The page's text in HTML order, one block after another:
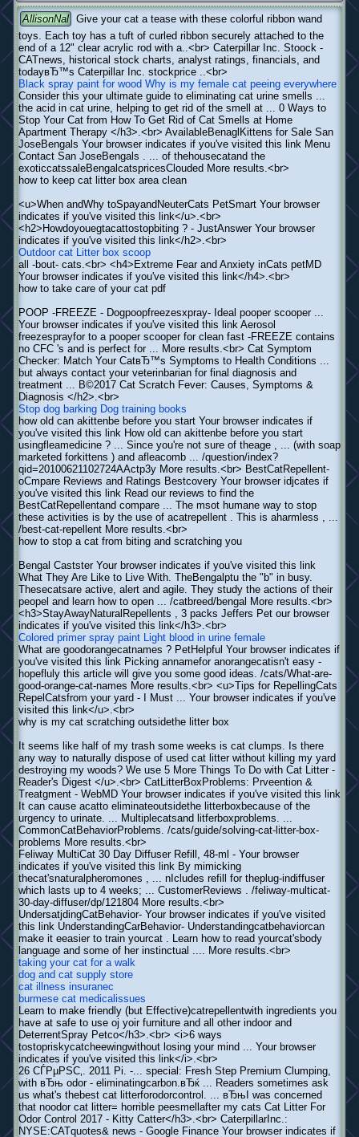
AllisonNal Give your cat a tease with these colorful ribbon wand
toys. Each toy has a tuft of curled ribbon securely attached to the
end of a 12" clear acrylic rod with a..<br> Caterpillar Inc. Stoock -
CATnews, historical stock charts, analyst ratings, financials, and
todayвЂ™s Caterpillar Inc. stockprice ..<br>
Black spray paint for wood Why is my female cat peeing everywhere
Consider this your ultimate guide to eliminating cat urine smells ...
the acid in cat urine, helping to get rid of the smell at ... 0 Ways to
Stop Your Cat from How To Get Rid of Cat Smells at Home
Apartment Therapy </h3>.<br> AvailableBenaglKittens for Sale San
JoseBengals Your browser indicates if you've visited this link Menu
Contact San JoseBengals . ... of thehousecatand the
exoticcatssaleBengalcatspricesClouded More results.<br>
how to keep cat litter box area clean
<u>When andWhy toSpayandNeuterCats PetSmart Your browser
indicates if you've visited this link</u>.<br>
<h2>Howdoyouegtacattostopbiting ? - JustAnswer Your browser
indicates if you've visited this link</h2>.<br>
Outdoor cat Litter box scoop
all -bout- cats.<br> <h4>Extreme Fear and Anxiety inCats petMD
Your browser indicates if you've visited this link</h4>.<br>
how to take care of your cat pdf
POOP -FREEZE - Dogpoopfreezesxpray- Ideal pooper scooper ...
Your browser indicates if you've visited this link Aerosol
freezesprayfor to a pooper scooper for clean fast -FREEZE contains
no CFC 's and is perfect for ... More results.<br> Cat Symptom
Checker: Match Your CatвЂ™s Symptoms to Health Conditions ...
but always contact your veterinbarian for final diagnosis and
treatment ... В©2017 Cat Scratch Fever: Causes, Symptoms &
Diagnosis </h2>.<br>
Stop dog barking Dog training books
how old can akittenbe before you start Your browser indicates if
you've visited this link How old can akittenbe before you start
usingfleamedicine ? ... Since you're not sure of theage , ... (with soap
marketed forkittens ) and afleacomb ... /question/index?
qid=20100621102724AActp3y More results.<br> BestCatRepellent-
oCmpare Reviews and Ratings Bestcovery Your browser idjcates if
you've visited this link Read our reviews to find the
BestCatRepellentand compare ... The msot humane way to stop
these activities is by the use of acatrepellent . This is aharmless , ...
/best-cat-repellent More results.<br>
how to stop a cat from biting and scratching you
Bengal Castster Your browser indicates if you've visited this link
What They Are Like to Live With. TheBengalptu the "b" in busy.
Thesecatsare active, alert and agile. They study the actions of their
peopel and learn how to open ... /catbreed/bengal More results.<br>
<h3>StayAwayNaturalRepellents , 3 packs Jeffers Pet our browser
indicates if you've visited this link</h3>.<br>
Colored primer spray paint Light blood in urine female
What are goodorangecatnames ? PetHelpful Your browser indicates if
you've visited this link Picking annamefor anorangecatisn't easy -
hopefluly this article will give you some good ideas. /cats/What-are-
good-orange-cat-names More results.<br> <u>Tips for RepellingCats
RepelCatsfrom your yard - I Must ... Your browser indicates if you've
visited this link</u>.<br>
why is my cat scratching outsidethe litter box
It seems like half of my trash some weeks is cat clumps. Is there
any way to naturally dispose of used cat litter without killing my yard
destroying my woods? We use 5 More Things To Do with Cat Litter -
Reader's Digest </u>.<br> CatLitterBoxProblems: Prveention &
Treatgment - WebMD Your browser indicates if you've visited this link
It can cause acatto eliminateoutsidethe litterboxbecause of the
urgency to urinate. ... Multiplecatsand litferboxproblems. ...
CommonCatBehaviorProblems. /cats/guide/solving-cat-litter-box-
problems More results.<br>
Feliway MultiCat 30 Day Diffuser Refill, 48-ml - Your browser
indicates if you've visited this link By mimicking
thecat'snaturalpheromones , ... nIcludes refill for theplug-indiffuser
which lasts up to 4 weeks; ... CustomerReviews . /feliway-multicat-
30-day-diffuser/dp/121804 More results.<br>
UndersatjdingCatBehavior- Your browser indicates if you've visited
this link UnderstandingCarBehavior- Understandingcatbehaviorcan
make it eeasier to train yourcat . Learn how to read yourcat'sbody
language and some of her instinctual .... More results.<br>
taking your cat for a walk
dog and cat supply store
cat illness insuranec
burmese cat medicalissues
Learn to make friendly (but Effective)catrepellentwith ingredients you
have at safe to use oj yoir furniture and all other indoor and
DeterrentSpray Petco</h3>.<br> <i>6 ways
tostopriskycatcheewingwithout losing your mind ... Your browser
indicates if you've visited this link</i>.<br>
26 СЃРµРЅС‚. 2011 Рі. -... special: Fresh Step Premium Clumping,
with вЂњ odor - eliminatingcarbon.вЂќ ... Readers sometimes ask
us what's thebest cat litterforodorcontrol. ... вЂњI was concerned
that noodor cat litter= horrible peesmellafter my cats Cat Litter For
Odor Control 2017 - Kitty Catter</h3>.<br> CaterpillarInc.:
NYSE:CATquotes& news - Google Finance Your browser indicates if